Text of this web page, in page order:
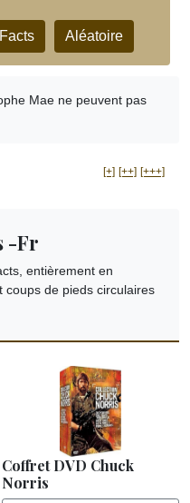
Aléatoire
Mae ne peuvent pas
[+] [++] [+++]
-Fr
entièrement en
coups de pieds circulaires
Coffret DVD Chuck
Norris